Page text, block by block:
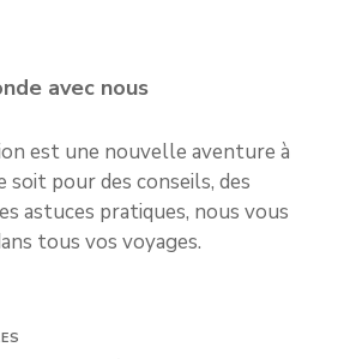
avec nous
est une nouvelle aventure à
soit pour des conseils, des
astuces pratiques, nous vous
tous vos voyages.